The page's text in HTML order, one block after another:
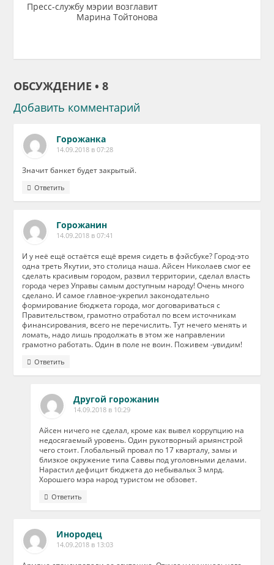
Пресс-службу мэрии возглавит
Марина Тойтонова
ОБСУЖДЕНИЕ • 8
Добавить комментарий
Горожанка
14.09.2018 в 07:28
Значит банкет будет закрытый.
Ответить
Горожанин
14.09.2018 в 07:41
И у неё ещё остаётся ещё время сидеть в фэйсбуке? Город-это
одна треть Якутии, это столица наша. Айсен Николаев смог ее
сделать красивым городом, развил территории, сделал власть
города через Управы самым доступным народу! Очень много
сделано. И самое главное-укрепил законодательно
формирование бюджета города, мог договариваться с
Правительством, грамотно отработал по всем источникам
финансирования, всего не перечислить. Тут нечего менять и
ломать, надо лишь продолжать в этом же направлении
грамотно работать. Один в поле не воин. Поживем -увидим!
Ответить
Другой горожанин
14.09.2018 в 10:29
Айсен ничего не сделал, кроме как вывел коррупцию на
недосягаемый уровень. Один рукотворный армянстрой
чего стоит. Глобальный провал по 17 кварталу, замы и
близкое окружение типа Саввы под уголовными делами.
Нарастил дефицит бюджета до небывалых 3 млрд.
Хорошего мэра народ туристом не обзовет.
Ответить
Инородец
14.09.2018 в 13:03